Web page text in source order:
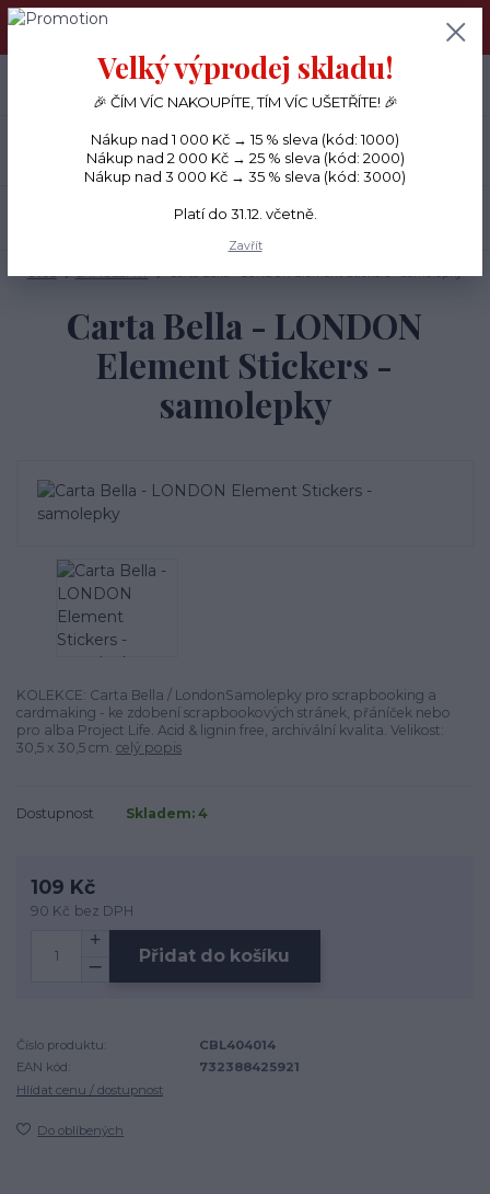
PŘÁNÍČKA a PAPÍROVÉ DÁRKY odesílám každý den, KREATIVNÍ
Menu
CZK
+420 734 380 930
(Po-Ne, 8-20 hod.)
Carta Bella - LONDON
Element Stickers -
samolepky
KOLEKCE: Carta Bella / LondonSamolepky pro scrapbooking a
cardmaking - ke zdobení scrapbookových stránek, přáníček nebo
pro alba Project Life. Acid & lignin free, archivální kvalita. Velikost:
30,5 x 30,5 cm. celý popis
Dostupnost Skladem: 4
109 Kč
90 Kč bez DPH
Přidat do košíku
Číslo produktu:
CBL404014
EAN kód:
732388425921
Hlídat cenu / dostupnost
Do oblíbených
Velký výprodej skladu!
🎉 ČÍM VÍC NAKOUPÍTE, TÍM VÍC UŠETŘÍTE! 🎉
Nákup nad 1 000 Kč → 15 % sleva (kód: 1000)
Nákup nad 2 000 Kč → 25 % sleva (kód: 2000)
Nákup nad 3 000 Kč → 35 % sleva (kód: 3000)
Platí do 31.12. včetně.
Zavřít